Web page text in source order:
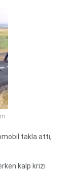
takla attı,
kalp krizi